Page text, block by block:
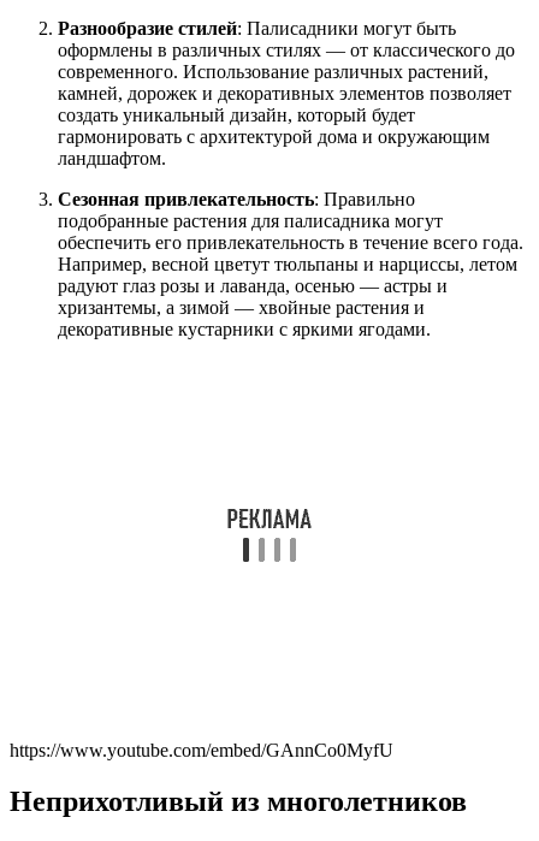
Разнообразие стилей: Палисадники могут быть
оформлены в различных стилях — от классического до
современного. Использование различных растений,
камней, дорожек и декоративных элементов позволяет
создать уникальный дизайн, который будет
гармонировать с архитектурой дома и окружающим
ландшафтом.
Сезонная привлекательность: Правильно
подобранные растения для палисадника могут
обеспечить его привлекательность в течение всего года.
Например, весной цветут тюльпаны и нарциссы, летом
радуют глаз розы и лаванда, осенью — астры и
хризантемы, а зимой — хвойные растения и
декоративные кустарники с яркими ягодами.
https://www.youtube.com/embed/GAnnCo0MyfU
Неприхотливый из многолетников